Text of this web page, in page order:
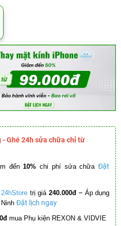
Ghé 24h sửa chữa chỉ từ
đến10% chi phí sửa chữa Đặt
trị giá 240.000đ – Áp dụng
Đặt lịch ngay
mua Phụ kiện REXON & VIDVIE